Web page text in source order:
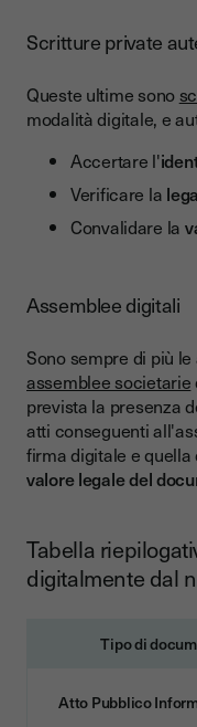
Scritture private
Queste ultime sono
modalità digitale, e
Accertare l'
Verificare la
Convalidare la
Assemblee digitali
Sono sempre di più
assemblee societarie
prevista la presenza
atti conseguenti
firma digitale e
valore legale del
Tabella
digitalmente dal
Tipo di
Atto Pubblico